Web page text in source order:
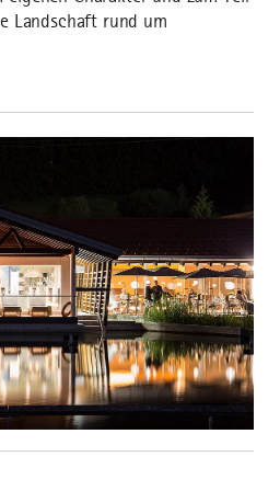
Landschaft rund um